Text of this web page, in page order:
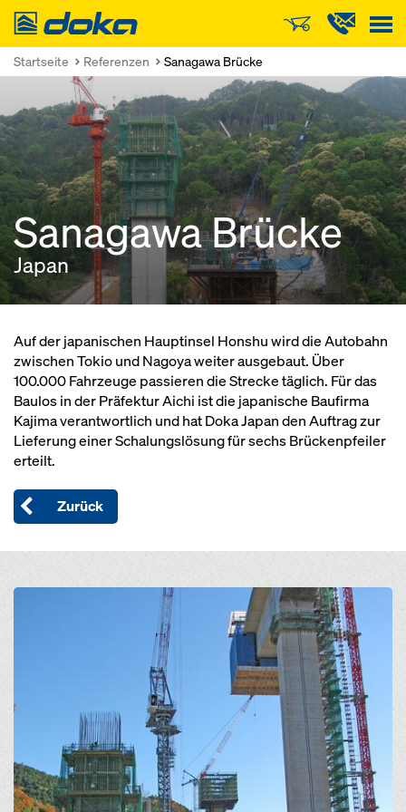
Doka
Startseite Referenzen Sanagawa Brücke
Sanagawa Brücke
Japan
Auf der japanischen Hauptinsel Honshu wird die Autobahn
zwischen Tokio und Nagoya weiter ausgebaut. Über
100.000 Fahrzeuge passieren die Strecke täglich. Für das
Baulos in der Präfektur Aichi ist die japanische Baufirma
Kajima verantwortlich und hat Doka Japan den Auftrag zur
Lieferung einer Schalungslösung für sechs Brückenpfeiler
erteilt.
Zurück
Open